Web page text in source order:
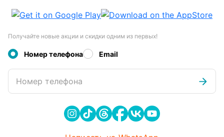
Получайте новые акции и скидки одним из первых!
Номер телефона Email
Номер телефона